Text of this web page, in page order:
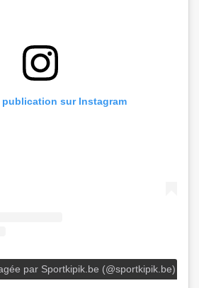
publication sur Instagram
par Sportkipik.be (@sportkipik.be)